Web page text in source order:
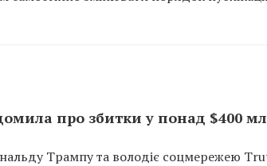
про збитки у понад $400
Трампу та володіє соцмережею